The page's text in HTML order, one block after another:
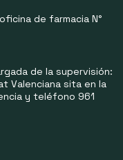
de farmacia N°
de la supervisión:
Valenciana sita en la
y teléfono 961